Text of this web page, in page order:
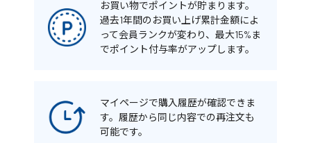
お買い物でポイントが貯まります。
過去1年間のお買い上げ累計金額によ
って会員ランクが変わり、最大15%ま
でポイント付与率がアップします。
マイページで購入履歴が確認できま
す。履歴から同じ内容での再注文も
可能です。